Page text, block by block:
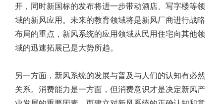
开，同时新国标的发布将进一步带动酒店、写字楼等领
域的新风应用。未来的教育领域将是新风厂商进行战略
布局的重点，新风系统的应用领域从民用住宅向其他领
域的迅速拓展已是大势所趋。
另一方面，新风系统的发展与普及与人们的认知有必然
关系。消费能力是一方面，但消费意识才是决定新风产